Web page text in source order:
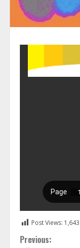
Post Views: 1,643
Continue
Previous: